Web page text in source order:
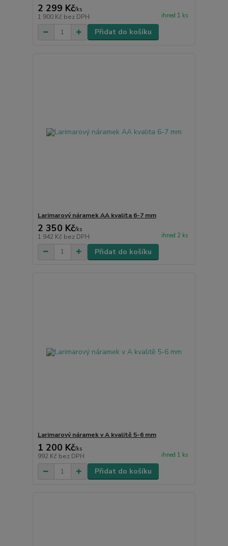
2 299 Kč/ks
1 900 Kč bez DPH ihned 1 ks
Přidat do košíku
Larimarový náramek AA kvalita 6-7 mm
2 350 Kč/ks
1 942 Kč bez DPH ihned 2 ks
Přidat do košíku
Larimarový náramek v A kvalitě 5-6 mm
1 200 Kč/ks
992 Kč bez DPH ihned 1 ks
Přidat do košíku